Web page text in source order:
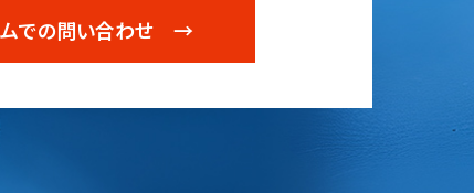
ムでの問い合わせ →